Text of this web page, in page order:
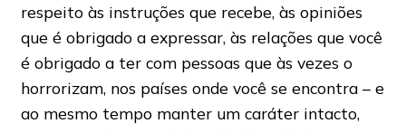
respeito às instruções que recebe, às opiniões
que é obrigado a expressar, às relações que você
é obrigado a ter com pessoas que às vezes o
horrorizam, nos países onde você se encontra – e
ao mesmo tempo manter um caráter intacto,